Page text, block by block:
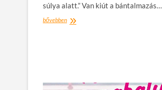
súlya alatt.” Van kiút a bántalmazás…
bővebbenKönyvajánló